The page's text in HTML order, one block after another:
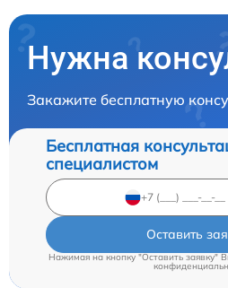
Нужна
Закажите бесплатную
Бесплатная
специалистом
Оставить
Нажимая на кнопку "Оставить заявку"